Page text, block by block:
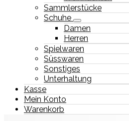
Sammlerstücke
Schuhe
Damen
Herren
Spielwaren
Süsswaren
Sonstiges
Unterhaltung
Kasse
Mein Konto
Warenkorb